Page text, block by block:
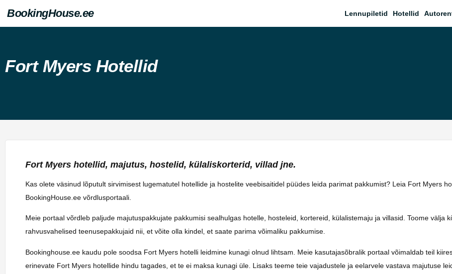
BookingHouse.ee Lennupiletid Hotellid
Fort Myers Hotellid
Fort Myers hotellid, majutus, hostelid, külaliskorterid, villad jne.
Kas olete väsinud lõputult sirvimisest lugematutel hotellide ja hostelite veebisaitidel püüdes leida parimat pakkumist? Leia Fort Myers
BookingHouse.ee võrdlusportaali.
Meie portaal võrdleb paljude majutuspakkujate pakkumisi sealhulgas hotelle, hosteleid, kortereid, külalistemaju ja villasid. Toome välja
rahvusvahelised teenusepakkujaid nii, et võite olla kindel, et saate parima võimaliku pakkumise.
Bookinghouse.ee kaudu pole soodsa Fort Myers hotelli leidmine kunagi olnud lihtsam. Meie kasutajasõbralik portaal võimaldab teil
erinevate Fort Myers hotellide hindu tagades, et te ei maksa kunagi üle. Lisaks teeme teie vajadustele ja eelarvele vastava majutuse